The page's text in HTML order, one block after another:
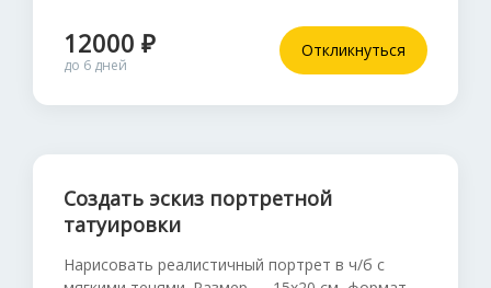
12000 ₽
до 6 дней
Откликнуться
Создать эскиз портретной
татуировки
Нарисовать реалистичный портрет в ч/б с